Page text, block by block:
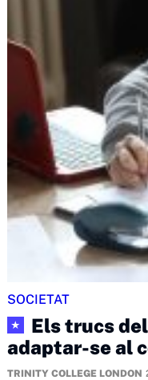
SOCIETAT
★
Els trucs
adaptar-se al
TRINITY COLLEGE LONDON